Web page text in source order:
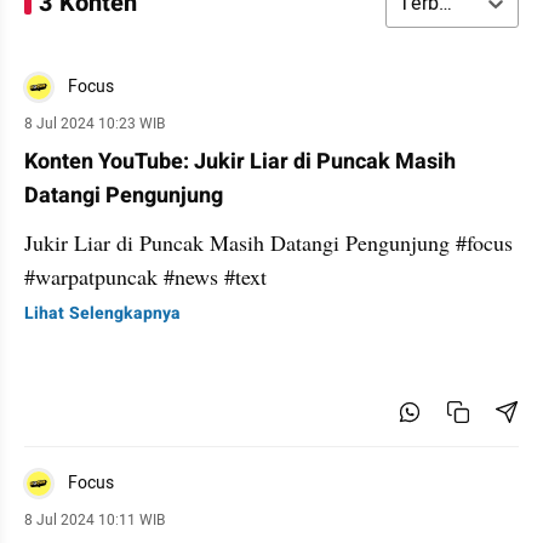
Focus
8 Jul 2024 10:23 WIB
Konten YouTube: Jukir Liar di Puncak Masih
Datangi Pengunjung
Jukir Liar di Puncak Masih Datangi Pengunjung #focus
#warpatpuncak #news #text
Lihat Selengkapnya
Focus
8 Jul 2024 10:11 WIB